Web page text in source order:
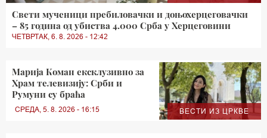
Свети мученици пребиловачки и доњохерцеговачки
– 85 година од убиства 4.000 Срба у Херцеговини
ЧЕТВРТАК, 6. 8. 2026 - 12:42
ВЕСТИ ИЗ ЦРКВЕ
Марија Коман ексклузивно за
Храм телевизију: Срби и
Румуни су браћа
СРЕДА, 5. 8. 2026 - 16:15